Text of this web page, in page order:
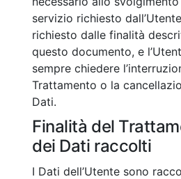
servizio richiesto
richiesto dalle finalità
questo documento, e
sempre chiedere
Trattamento o la
Dati.
Finalità del
dei Dati raccolti
I Dati dell’Utente sono